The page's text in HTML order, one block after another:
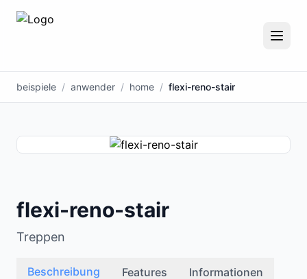
beispiele / anwender / home / flexi-reno-stair
flexi-reno-stair
Treppen
Beschreibung Features Informationen